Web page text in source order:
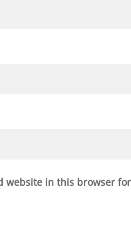
website in this browser